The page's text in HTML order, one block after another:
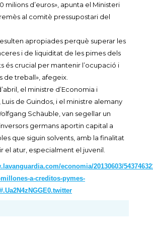
milions d’euros», apunta el Ministeri
al comitè pressupostari del
apropiades perquè superar les
i de liquiditat de les pimes dels
és crucial per mantenir l’ocupació i
de treball», afegeix.
el ministre d’Economia i
de Guindos, i el ministre alemany
Schäuble, van segellar un
germans aportin capital a
que siguin solvents, amb la finalitat
el atur, especialment el juvenil.
economia/20130603/
millones-a-creditos-pymes-